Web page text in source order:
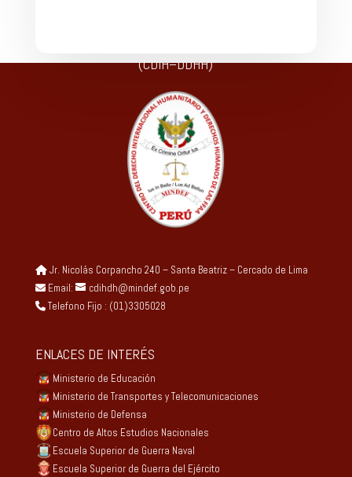
(CDIH–DDHH)
Jr. Nicolás Corpancho 240 – Santa Beatriz – Cercado de Lima
Email:
cdihdh@mindef.gob.pe
Telefono Fijo : (01)3305028
ENLACES DE INTERÉS
Ministerio de Educación
Ministerio de Transportes y Telecomunicaciones
Ministerio de Defensa
Centro de Altos Estudios Nacionales
Escuela Superior de Guerra Naval
Escuela Superior de Guerra del Ejército